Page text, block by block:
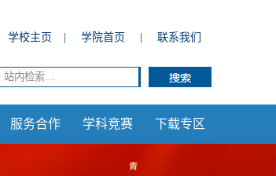
学校主页 学院首页 联系我们
服务合作 学科竞赛 下载专区